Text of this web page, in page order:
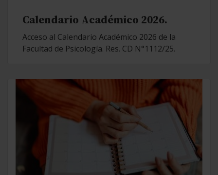
Calendario Académico 2026.
Acceso al Calendario Académico 2026 de la
Facultad de Psicología. Res. CD N°1112/25.